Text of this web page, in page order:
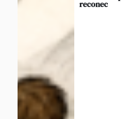
reconec